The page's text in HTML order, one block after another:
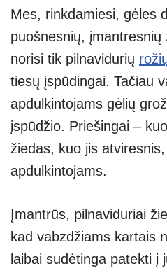
Mes, rinkdamiesi, gėles
puošnesnių, įmantresnių
norisi tik pilnavidurių
tiesų įspūdingai. Tačiau
apdulkintojams gėlių
įspūdžio. Priešingai –
žiedas, kuo jis
apdulkintojams.
Įmantrūs, pilnaviduriai
kad vabzdžiams kartais
laibai sudėtinga patekti į